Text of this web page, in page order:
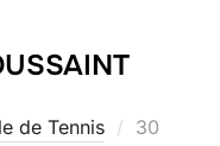
de Tennis
Publié
30